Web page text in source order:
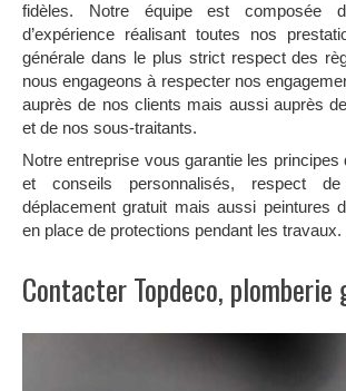
fidèles. Notre équipe est composée
d’expérience réalisant toutes nos
générale dans le plus strict respect des
nous engageons à respecter nos
auprès de nos clients mais aussi auprès
et de nos sous-traitants.
Notre entreprise vous garantie les principes
et conseils personnalisés, respect de
déplacement gratuit mais aussi peintures
en place de protections pendant les travaux.
Contacter Topdeco, plomberie